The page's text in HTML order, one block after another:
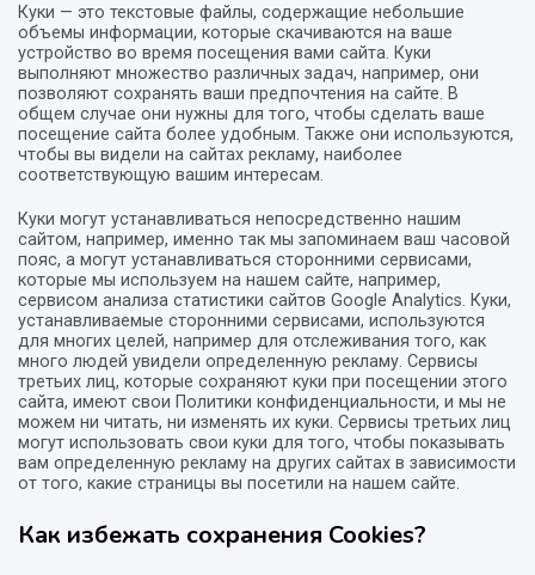
Куки — это текстовые файлы, содержащие небольшие
объемы информации, которые скачиваются на ваше
устройство во время посещения вами сайта. Куки
выполняют множество различных задач, например, они
позволяют сохранять ваши предпочтения на сайте. В
общем случае они нужны для того, чтобы сделать ваше
посещение сайта более удобным. Также они используются,
чтобы вы видели на сайтах рекламу, наиболее
соответствующую вашим интересам.
Куки могут устанавливаться непосредственно нашим
сайтом, например, именно так мы запоминаем ваш часовой
пояс, а могут устанавливаться сторонними сервисами,
которые мы используем на нашем сайте, например,
сервисом анализа статистики сайтов Google Analytics. Куки,
устанавливаемые сторонними сервисами, используются
для многих целей, например для отслеживания того, как
много людей увидели определенную рекламу. Сервисы
третьих лиц, которые сохраняют куки при посещении этого
сайта, имеют свои Политики конфиденциальности, и мы не
можем ни читать, ни изменять их куки. Сервисы третьих лиц
могут использовать свои куки для того, чтобы показывать
вам определенную рекламу на других сайтах в зависимости
от того, какие страницы вы посетили на нашем сайте.
Как избежать сохранения Cookies?